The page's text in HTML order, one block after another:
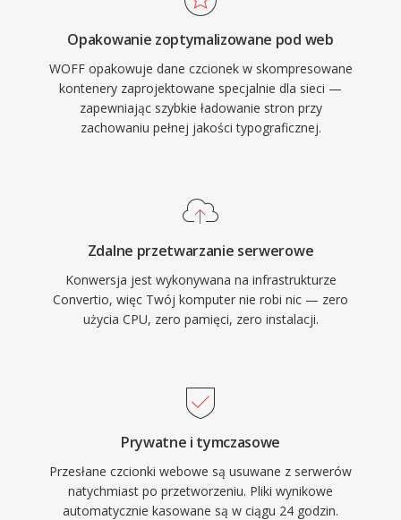
Opakowanie zoptymalizowane pod web
WOFF opakowuje dane czcionek w skompresowane
kontenery zaprojektowane specjalnie dla sieci —
zapewniając szybkie ładowanie stron przy
zachowaniu pełnej jakości typograficznej.
Zdalne przetwarzanie serwerowe
Konwersja jest wykonywana na infrastrukturze
Convertio, więc Twój komputer nie robi nic — zero
użycia CPU, zero pamięci, zero instalacji.
Prywatne i tymczasowe
Przesłane czcionki webowe są usuwane z serwerów
natychmiast po przetworzeniu. Pliki wynikowe
automatycznie kasowane są w ciągu 24 godzin.